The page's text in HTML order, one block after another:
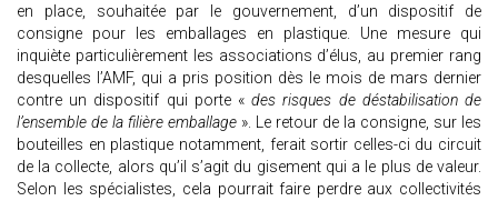
en place, souhaitée par le gouvernement, d’un dispositif de
consigne pour les emballages en plastique. Une mesure qui
inquiète particulièrement les associations d’élus, au premier rang
desquelles l’AMF, qui a pris position dès le mois de mars dernier
contre un dispositif qui porte «des risques de déstabilisation de
l’ensemble de la filière emballage ». Le retour de la consigne, sur les
bouteilles en plastique notamment, ferait sortir celles-ci du circuit
de la collecte, alors qu’il s’agit du gisement qui a le plus de valeur.
Selon les spécialistes, cela pourrait faire perdre aux collectivités